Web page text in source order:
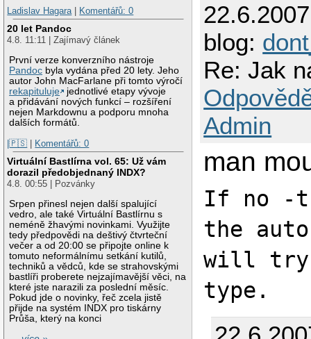
Ladislav Hagara | Komentářů: 0
20 let Pandoc
4.8. 11:11 | Zajímavý článek
První verze konverzního nástroje
Pandoc byla vydána před 20 lety. Jeho
autor John MacFarlane při tomto výročí
rekapituluje
jednotlivé etapy vývoje
a přidávání nových funkcí – rozšíření
nejen Markdownu a podporu mnoha
dalších formátů.
|🇵🇸 | Komentářů: 0
Virtuální Bastlírna vol. 65: Už vám
dorazil předobjednaný INDX?
4.8. 00:55 | Pozvánky
Srpen přinesl nejen další spalující
vedro, ale také Virtuální Bastlírnu s
neméně žhavými novinkami. Využijte
tedy předpovědi na deštivý čtvrteční
večer a od 20:00 se připojte online k
tomuto neformálnímu setkání kutilů,
techniků a vědců, kde se strahovskými
bastlíři proberete nejzajímavější věci, na
které jste narazili za poslední měsíc.
Pokud jde o novinky, řeč zcela jistě
přijde na systém INDX pro tiskárny
Průša, který na konci
blog:
Re: Jak
Admin
man
If no -t
the
will try
type.